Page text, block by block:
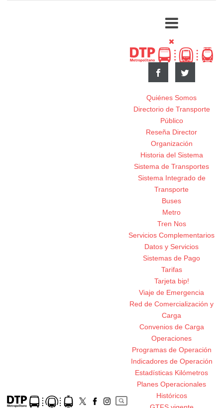
Quiénes Somos
Directorio de Transporte
Público
Reseña Director
Organización
Historia del Sistema
Sistema de Transportes
Sistema Integrado de
Transporte
Buses
Metro
Tren Nos
Servicios Complementarios
Datos y Servicios
Sistemas de Pago
Tarifas
Tarjeta bip!
Viaje de Emergencia
Red de Comercialización y
Carga
Convenios de Carga
Operaciones
Programas de Operación
Indicadores de Operación
Estadísticas Kilómetros
Planes Operacionales
Históricos